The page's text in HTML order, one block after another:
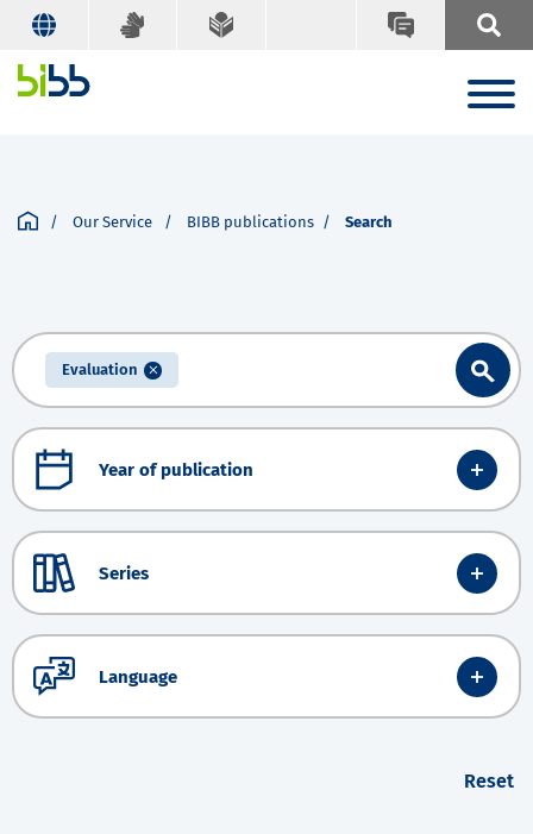
Our Service BIBB publications Search
Evaluation
Year of publication
Series
Language
Reset